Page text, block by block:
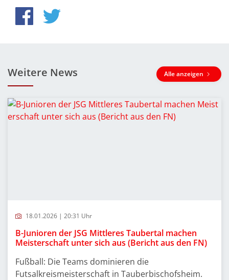
Weitere News Alle anzeigen
18.01.2026 | 20:31 Uhr
B-Junioren der JSG Mittleres Taubertal machen
Meisterschaft unter sich aus (Bericht aus den FN)
Fußball: Die Teams dominieren die
Futsalkreismeisterschaft in Tauberbischofsheim.